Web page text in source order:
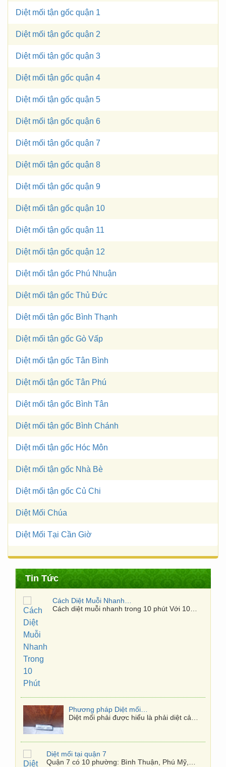
Diệt mối tận gốc quận 1
Diệt mối tận gốc quận 2
Diệt mối tận gốc quận 3
Diệt mối tận gốc quận 4
Diệt mối tận gốc quận 5
Diệt mối tận gốc quận 6
Diệt mối tận gốc quận 7
Diệt mối tận gốc quận 8
Diệt mối tận gốc quận 9
Diệt mối tận gốc quận 10
Diệt mối tận gốc quận 11
Diệt mối tận gốc quận 12
Diệt mối tận gốc Phú Nhuận
Diệt mối tận gốc Thủ Đức
Diệt mối tận gốc Bình Thạnh
Diệt mối tận gốc Gò Vấp
Diệt mối tận gốc Tân Bình
Diệt mối tận gốc Tân Phú
Diệt mối tận gốc Bình Tân
Diệt mối tận gốc Bình Chánh
Diệt mối tận gốc Hóc Môn
Diệt mối tận gốc Nhà Bè
Diệt mối tận gốc Củ Chi
Diệt Mối Chúa
Diệt Mối Tại Cần Giờ
Tin Tức
Cách Diệt Muỗi Nhanh Trong 10 Phút
Cách diệt muỗi nhanh trong 10 phút Với 10…
Phương pháp Diệt mối tận gốc
Diệt mối phải được hiểu là phải diệt cả…
Diệt mối tại quận 7
Quận 7 có 10 phường: Bình Thuận, Phú Mỹ,…